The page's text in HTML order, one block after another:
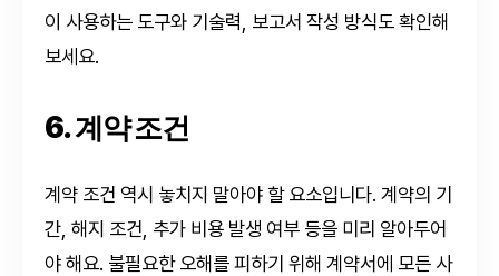
이 사용하는 도구와 기술력, 보고서 작성 방식도 확인해
보세요.
6. 계약 조건
계약 조건 역시 놓치지 말아야 할 요소입니다. 계약의 기
간, 해지 조건, 추가 비용 발생 여부 등을 미리 알아두어
야 해요. 불필요한 오해를 피하기 위해 계약서에 모든 사